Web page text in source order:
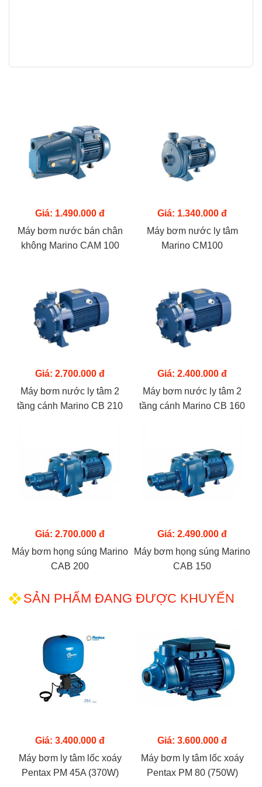
Giá: 1.490.000 đ
Máy bơm nước bán chân
không Marino CAM 100
Giá: 1.340.000 đ
Máy bơm nước ly tâm
Marino CM100
Giá: 2.700.000 đ
Máy bơm nước ly tâm 2
tầng cánh Marino CB 210
Giá: 2.400.000 đ
Máy bơm nước ly tâm 2
tầng cánh Marino CB 160
Giá: 2.700.000 đ
Máy bơm họng súng Marino
CAB 200
Giá: 2.490.000 đ
Máy bơm họng súng Marino
CAB 150
SẢN PHẨM ĐANG ĐƯỢC KHUYẾN
MÃI
Giá: 3.400.000 đ
Máy bơm ly tâm lốc xoáy
Pentax PM 45A (370W)
Giá: 3.600.000 đ
Máy bơm ly tâm lốc xoáy
Pentax PM 80 (750W)